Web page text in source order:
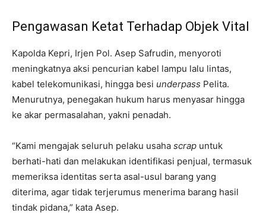
Pengawasan Ketat Terhadap Objek Vital
Kapolda Kepri, Irjen Pol. Asep Safrudin, menyoroti
meningkatnya aksi pencurian kabel lampu lalu lintas,
kabel telekomunikasi, hingga besi underpass Pelita.
Menurutnya, penegakan hukum harus menyasar hingga
ke akar permasalahan, yakni penadah.
“Kami mengajak seluruh pelaku usaha scrap untuk
berhati-hati dan melakukan identifikasi penjual, termasuk
memeriksa identitas serta asal-usul barang yang
diterima, agar tidak terjerumus menerima barang hasil
tindak pidana,” kata Asep.